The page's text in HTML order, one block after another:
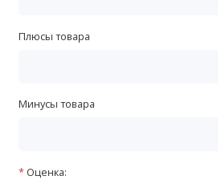
Плюсы товара
Минусы товара
Оценка: